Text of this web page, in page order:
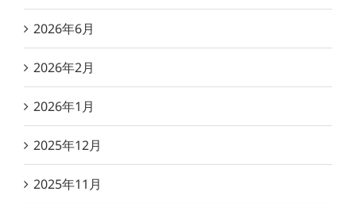
2026年6月
2026年2月
2026年1月
2025年12月
2025年11月